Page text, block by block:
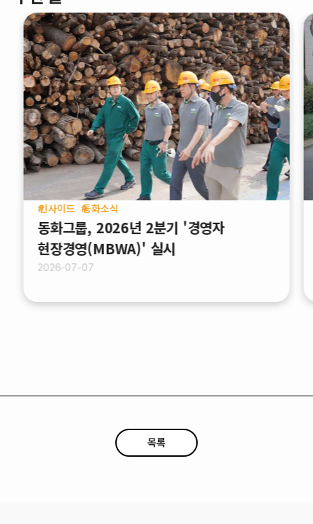
인사이드 동화소식
동화그룹, 2026년 2분기 '경영자
현장경영(MBWA)' 실시
2026-07-07
목록